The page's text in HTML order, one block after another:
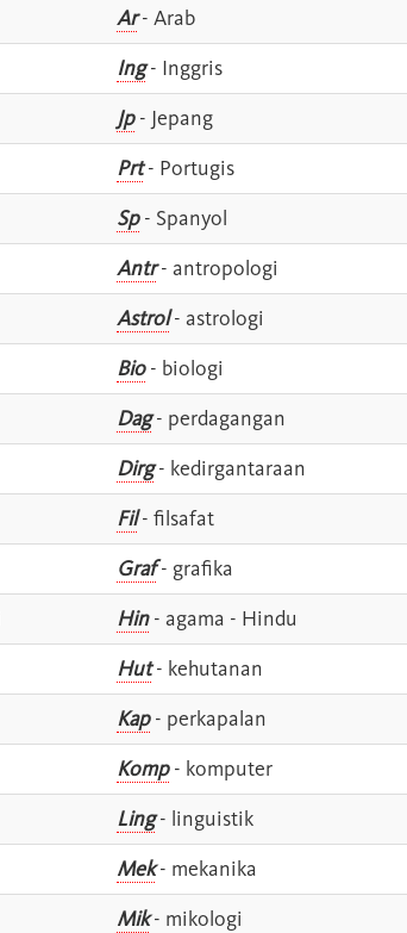
Ar- Arab
Ing- Inggris
Jp- Jepang
Prt- Portugis
Sp- Spanyol
Antr- antropologi
Astrol- astrologi
Bio- biologi
Dag- perdagangan
Dirg- kedirgantaraan
Fil- filsafat
Graf- grafika
Hin- agama - Hindu
Hut- kehutanan
Kap- perkapalan
Komp- komputer
Ling- linguistik
Mek- mekanika
Mik- mikologi